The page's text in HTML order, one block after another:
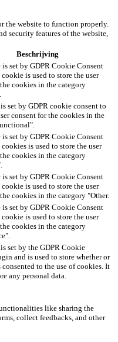
the website to function properly.
security features of the website,
Beschrijving
set by GDPR Cookie Consent
is used to store the user
cookies in the category
set by GDPR cookie consent to
consent for the cookies in the
set by GDPR Cookie Consent
is used to store the user
cookies in the category
set by GDPR Cookie Consent
is used to store the user
cookies in the category "Other.
set by GDPR Cookie Consent
is used to store the user
cookies in the category
set by the GDPR Cookie
and is used to store whether or
consented to the use of cookies. It
any personal data.
like sharing the
collect feedbacks, and other